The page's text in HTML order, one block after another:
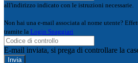
all'indirizzo indicato con le istruzioni necessarie.
Non hai una e-mail associata al nome utente?
tramite la Login Spaggiari
E-mail inviata, si prega di controllare la